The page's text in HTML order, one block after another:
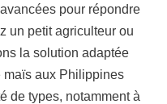
pour répondre
un petit agriculteur ou
la solution adaptée
maïs aux Philippines
de types, notamment à